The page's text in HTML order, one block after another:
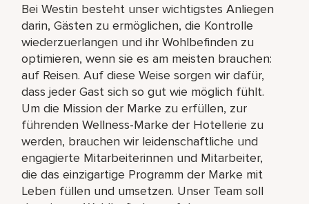
Bei Westin besteht unser wichtigstes Anliegen
darin, Gästen zu ermöglichen, die Kontrolle
wiederzuerlangen und ihr Wohlbefinden zu
optimieren, wenn sie es am meisten brauchen:
auf Reisen. Auf diese Weise sorgen wir dafür,
dass jeder Gast sich so gut wie möglich fühlt.
Um die Mission der Marke zu erfüllen, zur
führenden Wellness-Marke der Hotellerie zu
werden, brauchen wir leidenschaftliche und
engagierte Mitarbeiterinnen und Mitarbeiter,
die das einzigartige Programm der Marke mit
Leben füllen und umsetzen. Unser Team soll